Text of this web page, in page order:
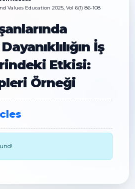
Values Education 2025, Vol 6(1) 86-108
İş
Etkisi:
Örneği